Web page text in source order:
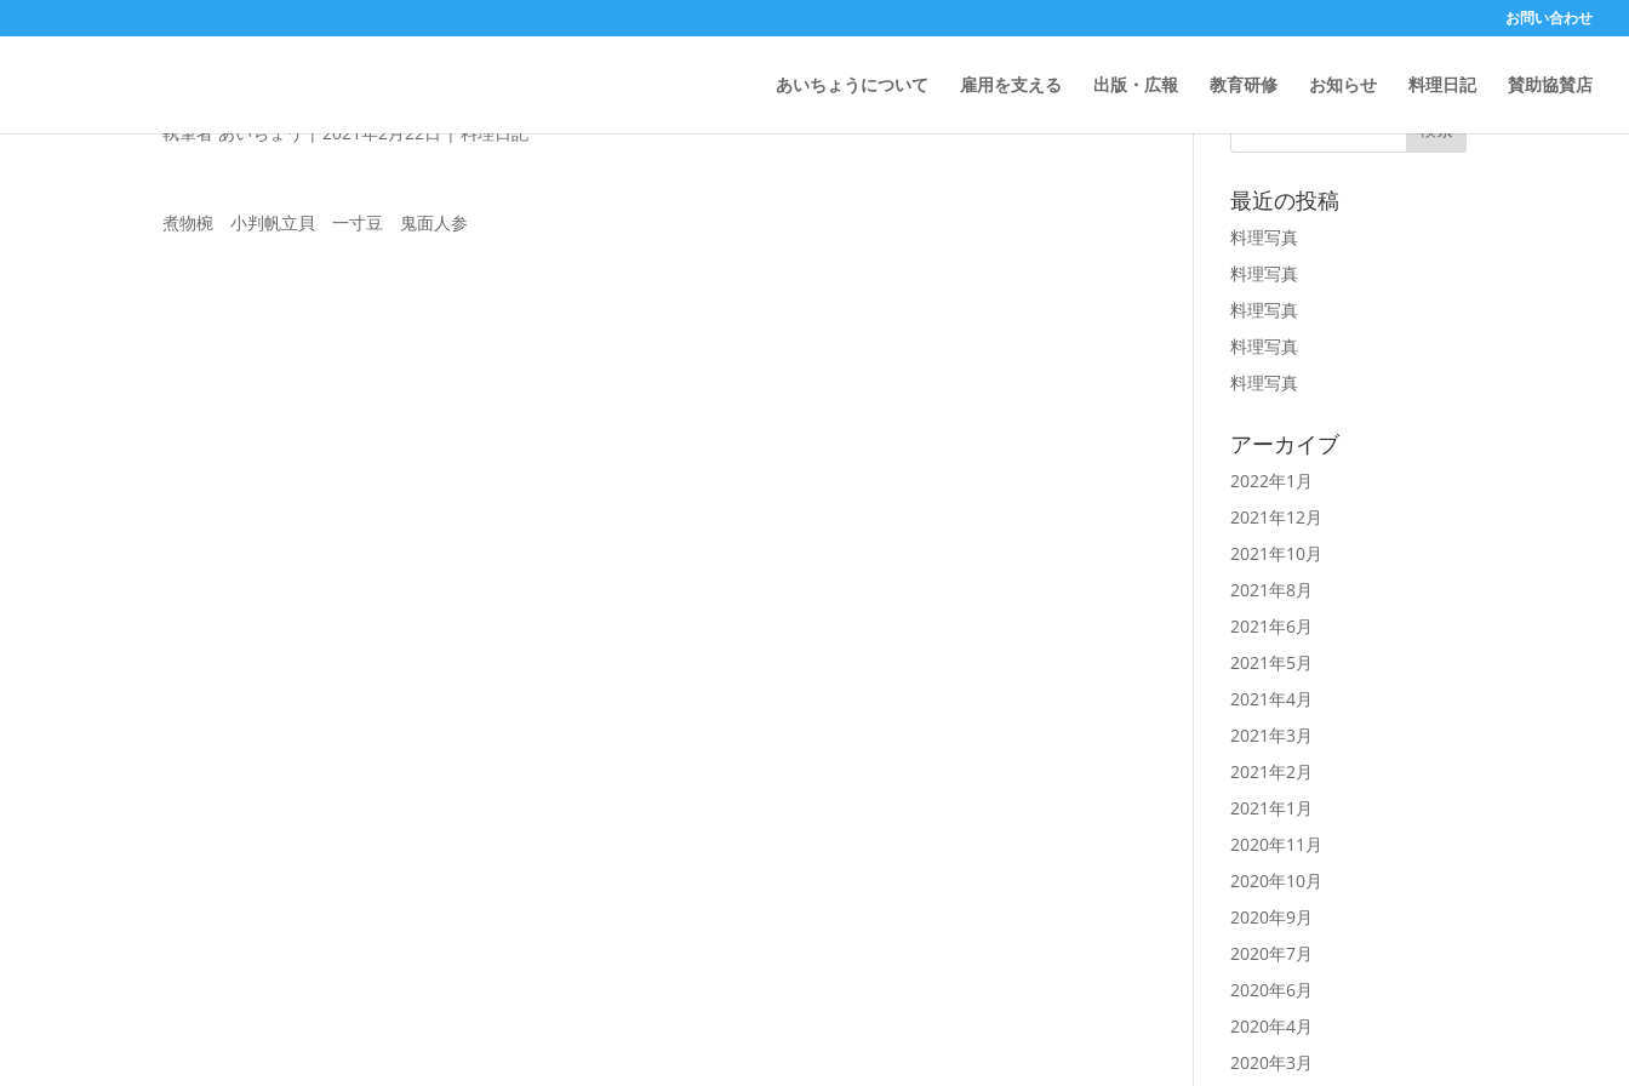
お問い合わせ
あいちょうについて 雇用を支える 出版・広報 教育研修 お知らせ 料理日記 賛助協賛店
執筆者あいちょう|2021年2月22日|料理日記
煮物椀 小判帆立貝 一寸豆 鬼面人参
記事から検索
最近の投稿
料理写真
料理写真
料理写真
料理写真
料理写真
アーカイブ
2022年1月
2021年12月
2021年10月
2021年8月
2021年6月
2021年5月
2021年4月
2021年3月
2021年2月
2021年1月
2020年11月
2020年10月
2020年9月
2020年7月
2020年6月
2020年4月
2020年3月